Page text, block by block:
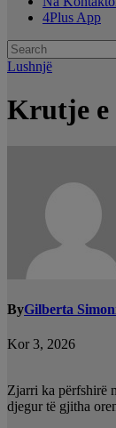
4Plus App
Lushnjë
Krutje e
ByGilberta
Kor 3, 2026
Zjarri ka përfshirë
djegur të gjitha